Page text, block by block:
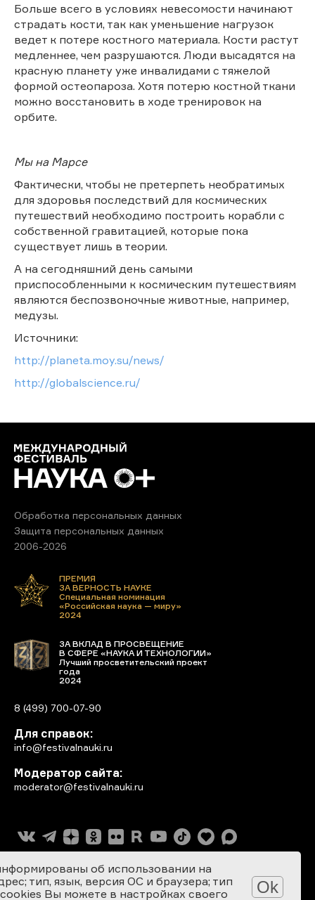
Больше всего в условиях невесомости начинают
страдать кости, так как уменьшение нагрузок
ведет к потере костного материала. Кости растут
медленнее, чем разрушаются. Люди высадятся на
красную планету уже инвалидами с тяжелой
формой остеопароза. Хотя потерю костной ткани
можно восстановить в ходе тренировок на
орбите.
Мы на Марсе
Фактически, чтобы не претерпеть необратимых
для здоровья последствий для космических
путешествий необходимо построить корабли с
собственной гравитацией, которые пока
существует лишь в теории.
А на сегодняшний день самыми
приспособленными к космическим путешествиям
являются беспозвоночные животные, например,
медузы.
Источники:
http://planeta.moy.su/news/
http://globalscience.ru/
Обработка персональных данных
Защита персональных данных
2006-2026
ПРЕМИЯ
ЗА ВЕРНОСТЬ НАУКЕ
Специальная номинация
«Российская наука — миру»
2024
ЗА ВКЛАД В ПРОСВЕЩЕНИЕ
В СФЕРЕ «НАУКА И ТЕХНОЛОГИИ»
Лучший просветительский проект
года
2024
8 (499) 700-07-90
Для справок:
info@festivalnauki.ru
Модератор сайта:
moderator@festivalnauki.ru
об использовании на
тип, язык, версия ОС и браузера; тип
Вы можете в настройках своего
Ok